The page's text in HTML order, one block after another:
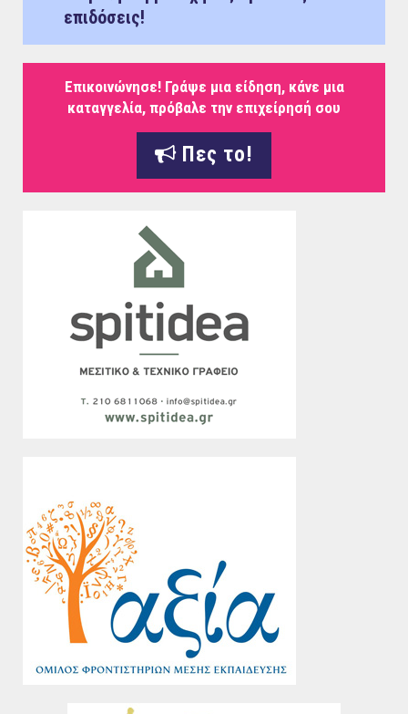
επιδόσεις!
Επικοινώνησε! Γράψε μια είδηση, κάνε μια
καταγγελία, πρόβαλε την επιχείρησή σου
Πες το!